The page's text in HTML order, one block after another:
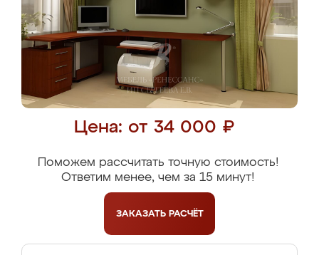
Цена: от 34 000 ₽
Поможем рассчитать точную стоимость!
Ответим менее, чем за 15 минут!
ЗАКАЗАТЬ РАСЧЁТ